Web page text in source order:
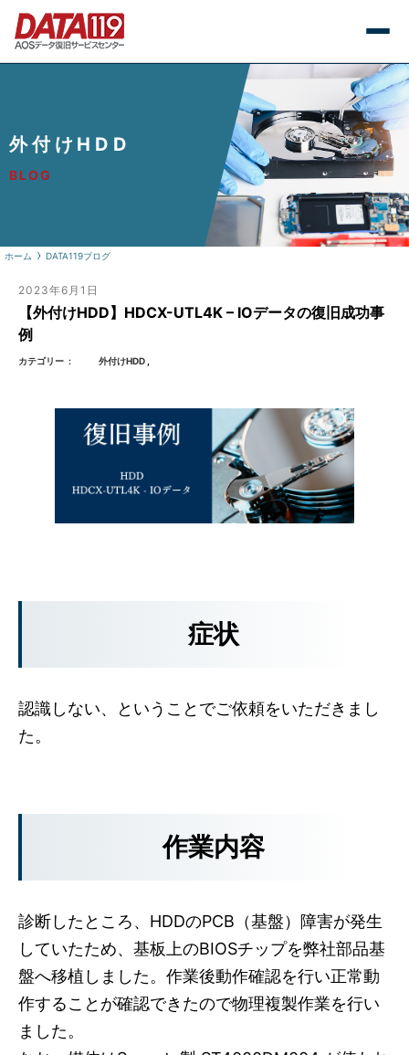
外付けHDD
BLOG
ホーム DATA119ブログ
2023年6月1日
【外付けHDD】HDCX-UTL4K – IOデータの復旧成功事
例
カテゴリー 外付けHDD
症状
認識しない、ということでご依頼をいただきまし
た。
作業内容
診断したところ、HDDのPCB（基盤）障害が発生
していたため、基板上のBIOSチップを弊社部品基
盤へ移植しました。作業後動作確認を行い正常動
作することが確認できたので物理複製作業を行い
ました。